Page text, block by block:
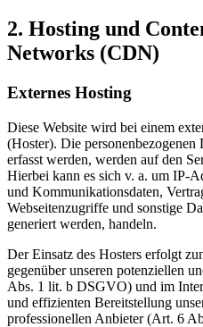
2. Hosting und
Networks (CDN)
Externes Hosting
Diese Website wird bei einem
(Hoster). Die personenbezogenen
erfasst werden, werden auf den
Hierbei kann es sich v. a. um IP-
und Kommunikationsdaten,
Webseitenzugriffe und sonstige
generiert werden, handeln.
Der Einsatz des Hosters erfolgt
gegenüber unseren potenziellen
Abs. 1 lit. b DSGVO) und im
und effizienten Bereitstellung
professionellen Anbieter (Art. 6